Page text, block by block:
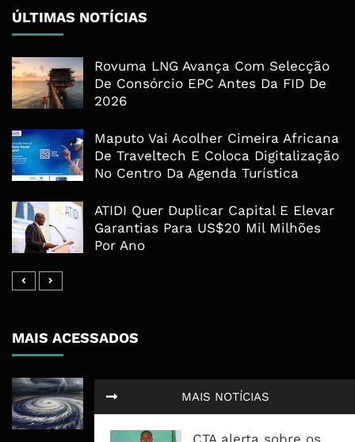
MAIS NOTÍCIAS
CTA alerta sobre os
ÚLTIMAS NOTÍCIAS
Rovuma LNG Avança Com Selecção
De Consórcio EPC Antes Da FID De
2026
Maputo Vai Acolher Cimeira Africana
De Traveltech E Coloca Digitalização
No Centro Da Agenda Turística
ATIDI Quer Duplicar Capital E Elevar
Garantias Para US$20 Mil Milhões
Por Ano
MAIS ACESSADOS
Tempestade Tropical GEZANI Poderá
Afectar Mais De Um Milhão De